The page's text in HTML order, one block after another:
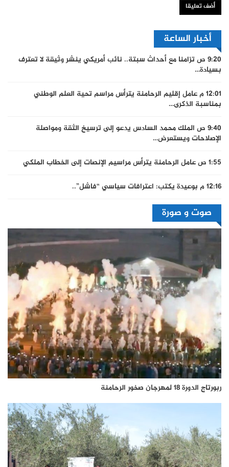
أخبار الساعة
9:20 ص
تزامنا مع أحداث سبتة.. نائب أمريكي ينشر وثيقة لا تعترف
بسيادة…
12:01 م
عامل إقليم الرحامنة يترأس مراسم تحية العلم الوطني
بمناسبة الذكرى…
9:40 ص
الملك محمد السادس يدعو إلى ترسيخ الثقة ومواصلة
الإصلاحات ويستعرض…
1:55 ص
عامل الرحامنة يترأس مراسيم الإنصات إلى الخطاب الملكي
12:16 م
بوعيدة يكتب: اعترافات سياسي “فاشل”..
صوت و صورة
ربورتاج الدورة 18 لمهرجان صخور الرحامنة